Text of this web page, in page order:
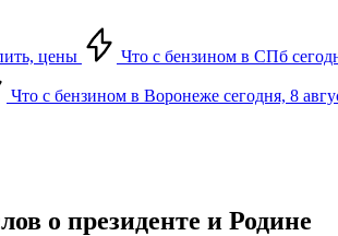
цены Что с бензином в СПб
Что с бензином в Воронеже сегодня, 8
о президенте и Родине